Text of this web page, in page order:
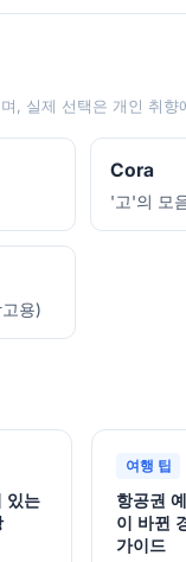
, 실제 선택은 개인 취
Cora
'고'의 모
용)
있는
여행 팁
항공권
이 바뀐
가이드